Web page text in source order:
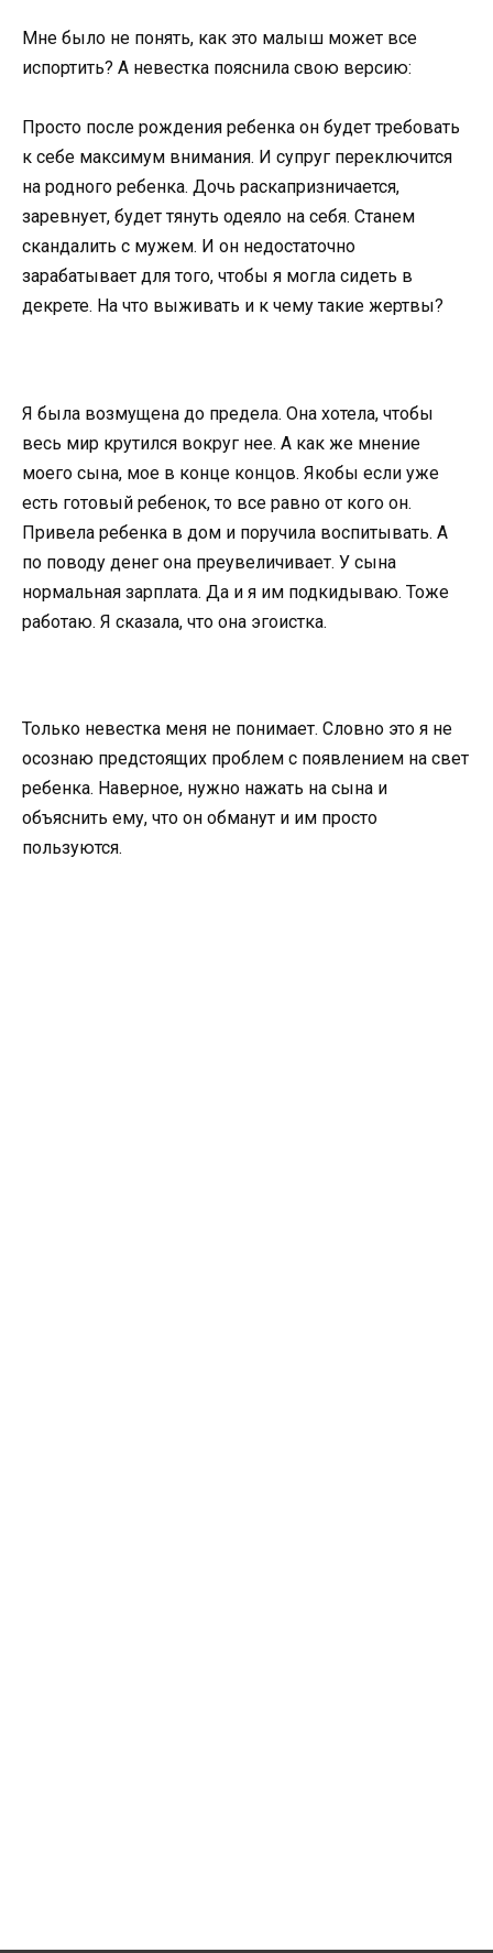
Мне было не понять, как это малыш может все
испортить? А невестка пояснила свою версию:
Просто после рождения ребенка он будет требовать
к себе максимум внимания. И супруг переключится
на родного ребенка. Дочь раскапризничается,
заревнует, будет тянуть одеяло на себя. Станем
скандалить с мужем. И он недостаточно
зарабатывает для того, чтобы я могла сидеть в
декрете. На что выживать и к чему такие жертвы?
Я была возмущена до предела. Она хотела, чтобы
весь мир крутился вокруг нее. А как же мнение
моего сына, мое в конце концов. Якобы если уже
есть готовый ребенок, то все равно от кого он.
Привела ребенка в дом и поручила воспитывать. А
по поводу денег она преувеличивает. У сына
нормальная зарплата. Да и я им подкидываю. Тоже
работаю. Я сказала, что она эгоистка.
Только невестка меня не понимает. Словно это я не
осознаю предстоящих проблем с появлением на свет
ребенка. Наверное, нужно нажать на сына и
объяснить ему, что он обманут и им просто
пользуются.